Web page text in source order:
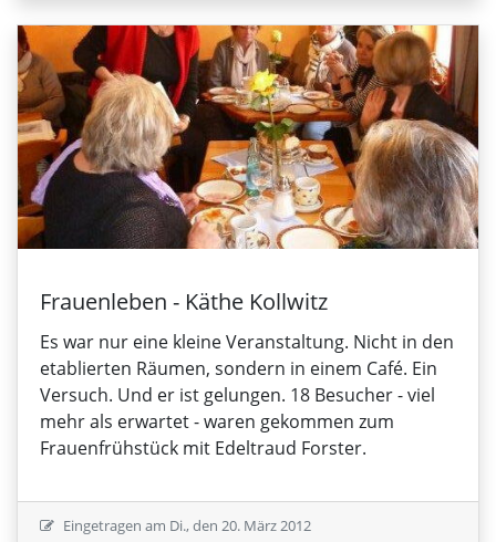
Frauenleben - Käthe Kollwitz
Es war nur eine kleine Veranstaltung. Nicht in den
etablierten Räumen, sondern in einem Café. Ein
Versuch. Und er ist gelungen. 18 Besucher - viel
mehr als erwartet - waren gekommen zum
Frauenfrühstück mit Edeltraud Forster.
Eingetragen am Di., den 20. März 2012